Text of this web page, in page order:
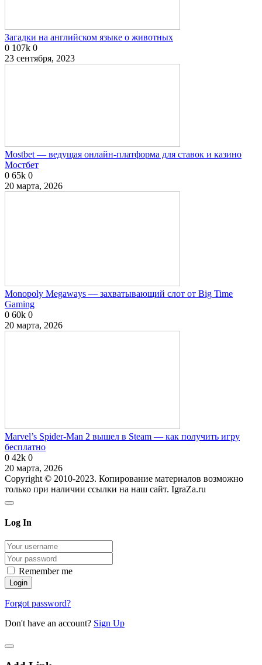
Загадки на английском языке о животных
0 107k 0
23 сентября, 2023
Mostbet — ведущая онлайн-платформа для ставок и казино
Мостбет
0 65k 0
20 марта, 2026
Monopoly Megaways — захватывающий слот от Big Time
Gaming
0 60k 0
20 марта, 2026
Marvel’s Spider-Man 2 вышел в Steam — как получить игру
бесплатно
0 42k 0
20 марта, 2026
Copyright © 2010-2023. Копирование материалов возможно
только при наличии ссылки на наш сайт. IgraZa.ru
Log In
Remember me
Forgot password?
Don't have an account? Sign Up